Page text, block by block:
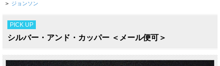
> ジョンソン
PICK UP
シルバー・アンド・カッパー ＜メール便可＞